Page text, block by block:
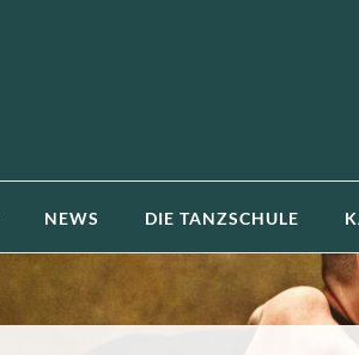
NEWS DIE TANZSCHULE